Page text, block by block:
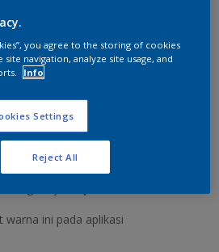
20 L
cat
Hitung
warna ini pada aplikasi
you agree to the storing of cookies
navigation, analyze site usage, and
Info
Settings
Reject All